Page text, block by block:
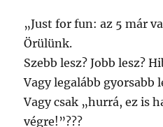
„Just for fun: az 5 már
Örülünk.
Szebb lesz? Jobb lesz?
Vagy legalább gyorsabb
Vagy csak „hurrá, ez is
végre!”???